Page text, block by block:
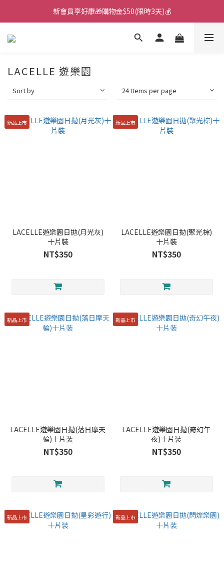
🌙韓國直送！遊樂園月拋新上市！🌙
新會員享好康🎁購物金$50(限時3天)💰
🌙韓國直送！遊樂園月拋新上市！🌙
LACELLE 遊樂園
Sort by 24 Items per page
新品上市
LACELLE遊樂園日拋(月光灰)
十片裝
NT$350
新品上市
LACELLE遊樂園日拋(聚光棕)
十片裝
NT$350
新品上市
LACELLE遊樂園日拋(落日摩天
輪)十片裝
NT$350
新品上市
LACELLE遊樂園日拋(奇幻午
夜)十片裝
NT$350
新品上市 新品上市